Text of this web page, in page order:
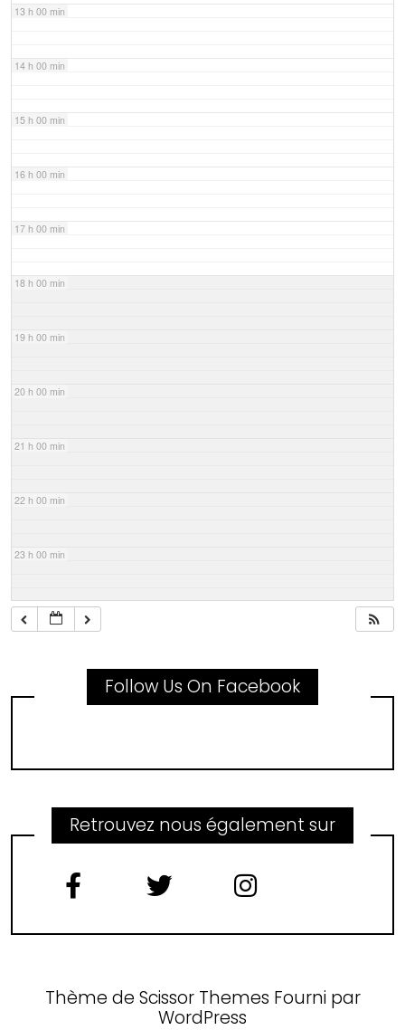
13 h 00 min
14 h 00 min
15 h 00 min
16 h 00 min
17 h 00 min
18 h 00 min
19 h 00 min
20 h 00 min
21 h 00 min
22 h 00 min
23 h 00 min
Follow Us On Facebook
Retrouvez nous également sur
Thème de Scissor Themes Fourni par
WordPress